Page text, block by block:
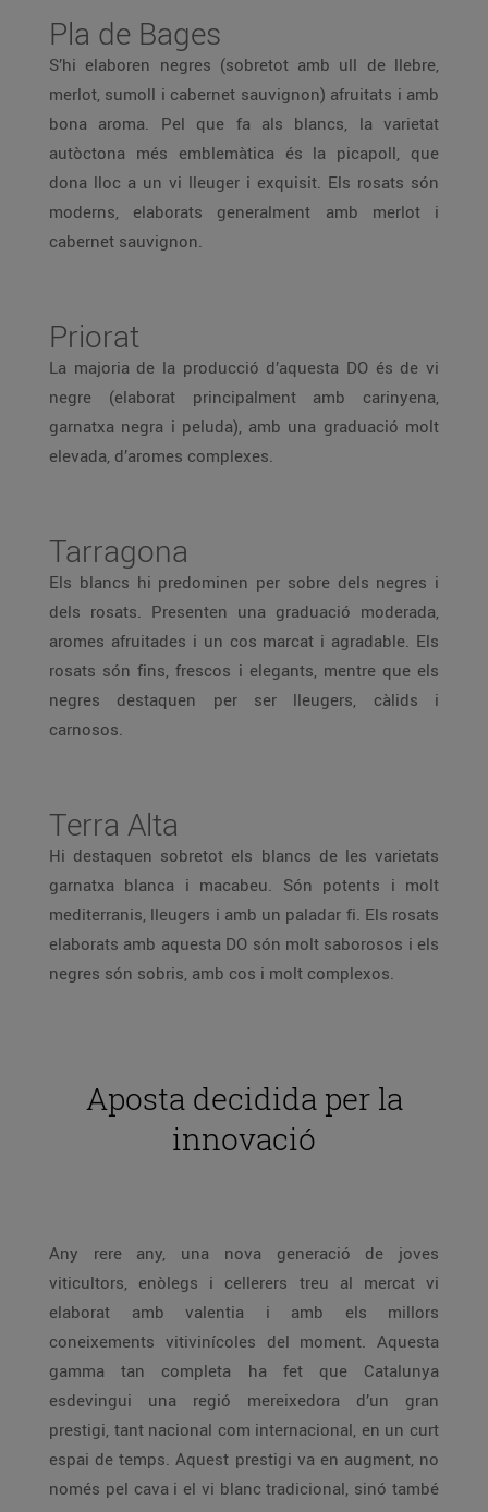
Pla de Bages
S’hi elaboren negres (sobretot amb ull de llebre,
merlot, sumoll i cabernet sauvignon) afruitats i amb
bona aroma. Pel que fa als blancs, la varietat
autòctona més emblemàtica és la picapoll, que
dona lloc a un vi lleuger i exquisit. Els rosats són
moderns, elaborats generalment amb merlot i
cabernet sauvignon.
Priorat
La majoria de la producció d’aquesta DO és de vi
negre (elaborat principalment amb carinyena,
garnatxa negra i peluda), amb una graduació molt
elevada, d’aromes complexes.
Tarragona
Els blancs hi predominen per sobre dels negres i
dels rosats. Presenten una graduació moderada,
aromes afruitades i un cos marcat i agradable. Els
rosats són fins, frescos i elegants, mentre que els
negres destaquen per ser lleugers, càlids i
carnosos.
Terra Alta
Hi destaquen sobretot els blancs de les varietats
garnatxa blanca i macabeu. Són potents i molt
mediterranis, lleugers i amb un paladar fi. Els rosats
elaborats amb aquesta DO són molt saborosos i els
negres són sobris, amb cos i molt complexos.
Aposta decidida per la
innovació
Any rere any, una nova generació de joves
viticultors, enòlegs i cellerers treu al mercat vi
elaborat amb valentia i amb els millors
coneixements vitivinícoles del moment. Aquesta
gamma tan completa ha fet que Catalunya
esdevingui una regió mereixedora d’un gran
prestigi, tant nacional com internacional, en un curt
espai de temps. Aquest prestigi va en augment, no
només pel cava i el vi blanc tradicional, sinó també